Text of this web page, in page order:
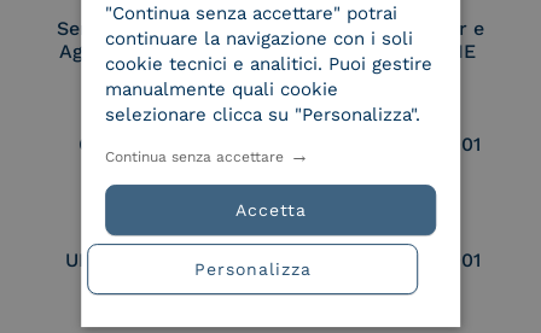
Service Provider e
Aggregatore SPID
Service Provider e
Aggregatore CIE
Conservatore
qualificato
UNI EN ISO 37001
UNI EN ISO 9001 UNI EN ISO 27001
"Continua senza accettare" potrai
continuare la navigazione con i soli
cookie tecnici e analitici. Puoi gestire
manualmente quali cookie
selezionare clicca su "Personalizza".
Accetta
Continua senza accettare
Personalizza